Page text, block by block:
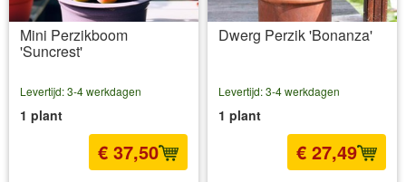
Mini Perzikboom
'Suncrest'
Levertijd: 3-4 werkdagen
1 plant
€ 37,50
Dwerg Perzik 'Bonanza'
Levertijd: 3-4 werkdagen
1 plant
€ 27,49